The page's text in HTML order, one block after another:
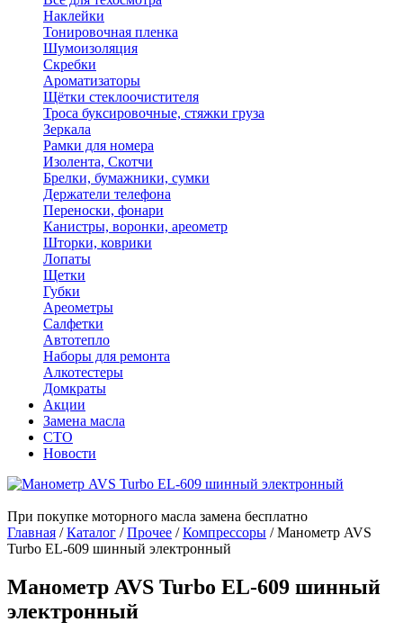
Наклейки
Тонировочная пленка
Шумоизоляция
Скребки
Ароматизаторы
Щётки стеклоочистителя
Троса буксировочные, стяжки груза
Зеркала
Рамки для номера
Изолента, Скотчи
Брелки, бумажники, сумки
Держатели телефона
Переноски, фонари
Канистры, воронки, ареометр
Шторки, коврики
Лопаты
Щетки
Губки
Ареометры
Салфетки
Автотепло
Наборы для ремонта
Алкотестеры
Домкраты
Акции
Замена масла
СТО
Новости
При покупке моторного масла замена бесплатно
Главная /Каталог /Прочее /Компрессоры /Манометр AVS
Turbo EL-609 шинный электронный
Манометр AVS Turbo EL-609 шинный
электронный